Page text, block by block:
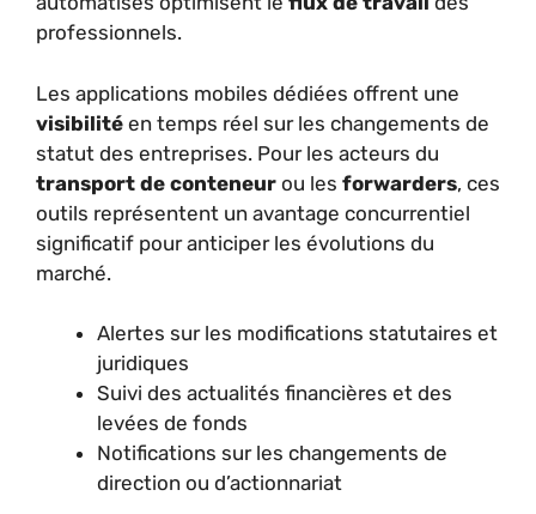
professionnels.
Les applications mobiles dédiées offrent une
visibilité en temps réel sur les changements de
statut des entreprises. Pour les acteurs du
transport de conteneur ou les forwarders, ces
outils représentent un avantage concurrentiel
significatif pour anticiper les évolutions du
marché.
Alertes sur les modifications statutaires et
juridiques
Suivi des actualités financières et des
levées de fonds
Notifications sur les changements de
direction ou d’actionnariat